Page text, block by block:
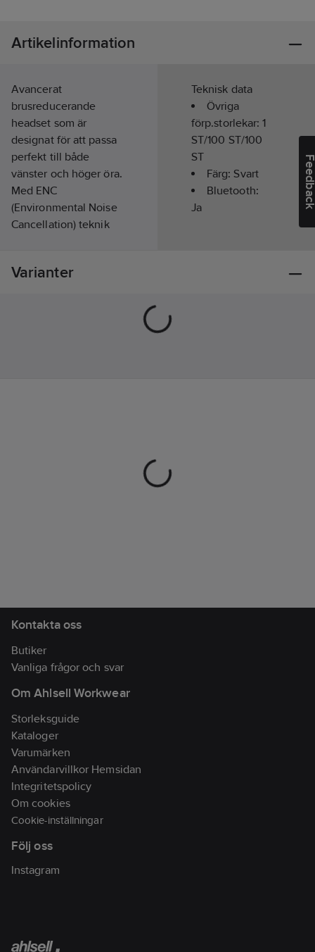
Artikelinformation
Avancerat
brusreducerande
headset som är
designat för att passa
perfekt till både
vänster och höger öra.
Med ENC
(Environmental Noise
Cancellation) teknik
förblir kristallklar, även
vattentät skydd, vilket
gör det
motståndskraftigt mot
Artikelnr: 74963758
Lev. artikelnr:
Ean
artikelnr:
5712563000971
Materialklass BF0170
Teknisk data
Övriga
förp.storlekar:1
ST/100 ST/100
ST
Färg:Svart
Bluetooth:
Ja
Varianter
Kontakta oss
Butiker
Vanliga frågor och svar
Om Ahlsell Workwear
Storleksguide
Kataloger
Varumärken
Användarvillkor Hemsidan
Integritetspolicy
Om cookies
Cookie-inställningar
Följ oss
Instagram